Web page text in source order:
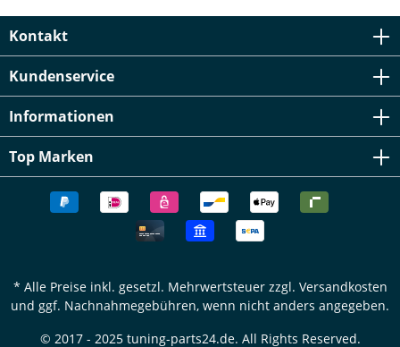
Kontakt
Kundenservice
Informationen
Top Marken
* Alle Preise inkl. gesetzl. Mehrwertsteuer zzgl. Versandkosten
und ggf. Nachnahmegebühren, wenn nicht anders angegeben.
© 2017 - 2025 tuning-parts24.de. All Rights Reserved.